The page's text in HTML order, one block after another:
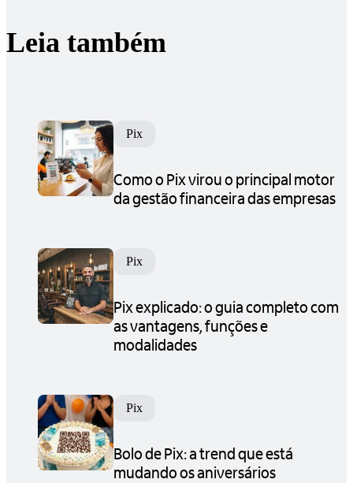
Leia também
Pix
Como o Pix virou o principal motor
da gestão financeira das empresas
Pix
Pix explicado: o guia completo com
as vantagens, funções e
modalidades
Pix
Bolo de Pix: a trend que está
mudando os aniversários